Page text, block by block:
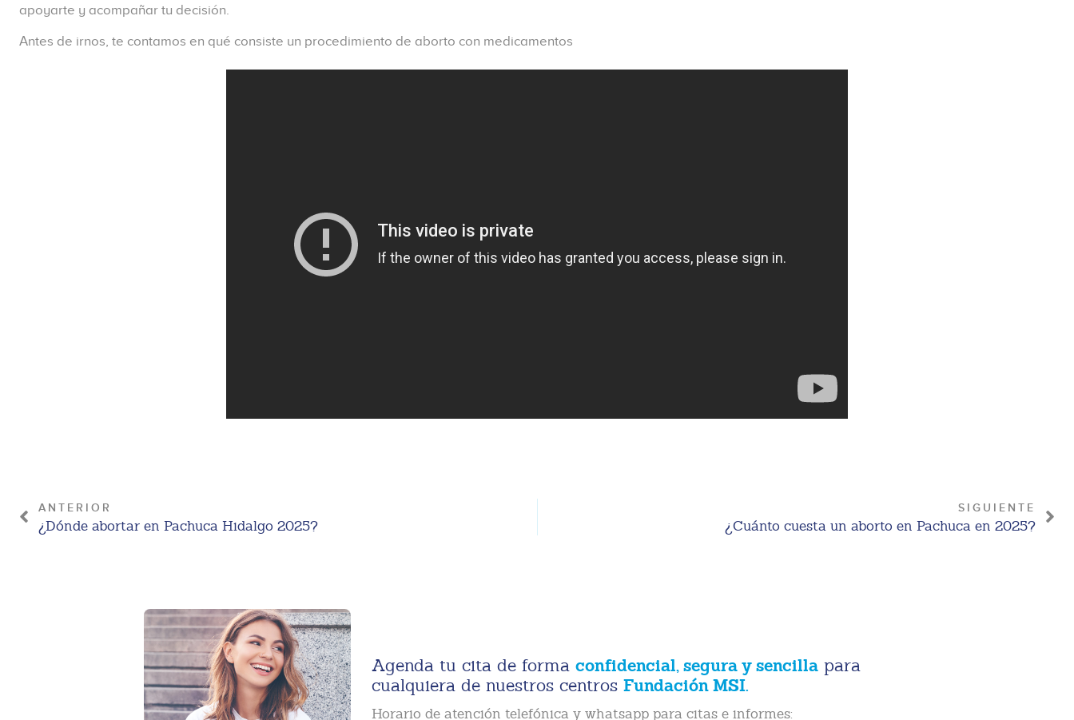
apoyarte y acompañar tu decisión.
Antes de irnos, te contamos en qué consiste un procedimiento de aborto con medicamentos
ANTERIOR
¿Dónde abortar en Pachuca Hidalgo 2025?
SIGUIENTE
¿Cuánto cuesta un aborto en Pachuca en 2025?
Agenda tu cita de forma confidencial, segura y sencillapara
cualquiera de nuestros centros Fundación MSI.
Horario de atención telefónica y whatsapp para citas e informes: